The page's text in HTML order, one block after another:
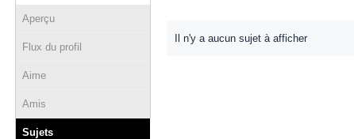
Aperçu
Flux du profil
Aime
Amis
Sujets
Il n'y a aucun sujet à afficher